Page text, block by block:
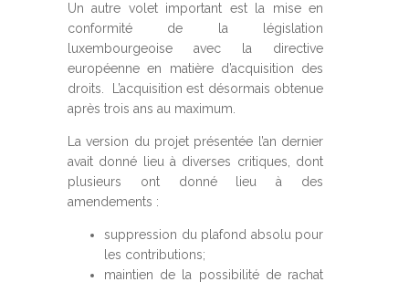
Un autre volet important est la mise en
conformité de la législation
luxembourgeoise avec la directive
européenne en matière d’acquisition des
droits. L’acquisition est désormais obtenue
après trois ans au maximum.
La version du projet présentée l’an dernier
avait donné lieu à diverses critiques, dont
plusieurs ont donné lieu à des
amendements :
suppression du plafond absolu pour
les contributions;
maintien de la possibilité de rachat